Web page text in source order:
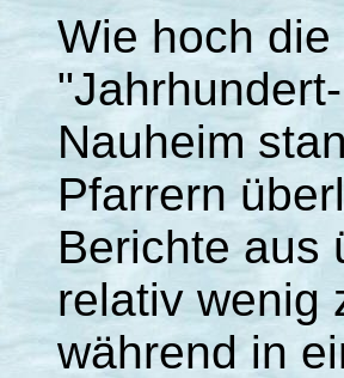
Wie hoch
Nauheim
Pfarrern
Berichte aus
relativ wenig
während in